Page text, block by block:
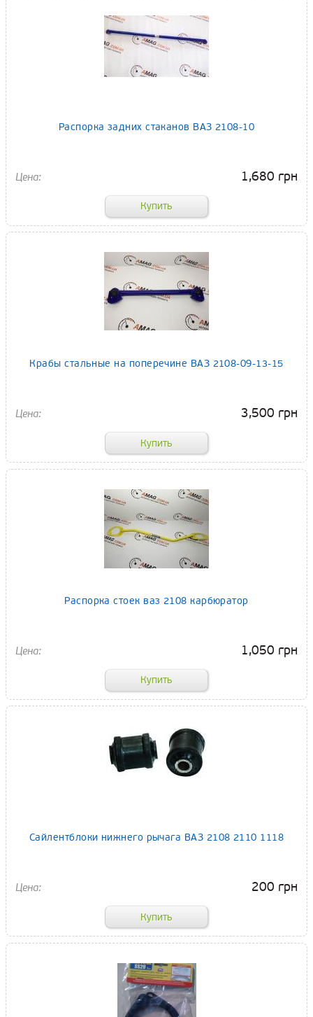
Распорка задних стаканов ВАЗ 2108-10
1,680 грн
Крабы стальные на поперечине ВАЗ 2108-09-13-15
3,500 грн
Распорка стоек ваз 2108 карбюратор
1,050 грн
Сайлентблоки нижнего рычага ВАЗ 2108 2110 1118
200 грн